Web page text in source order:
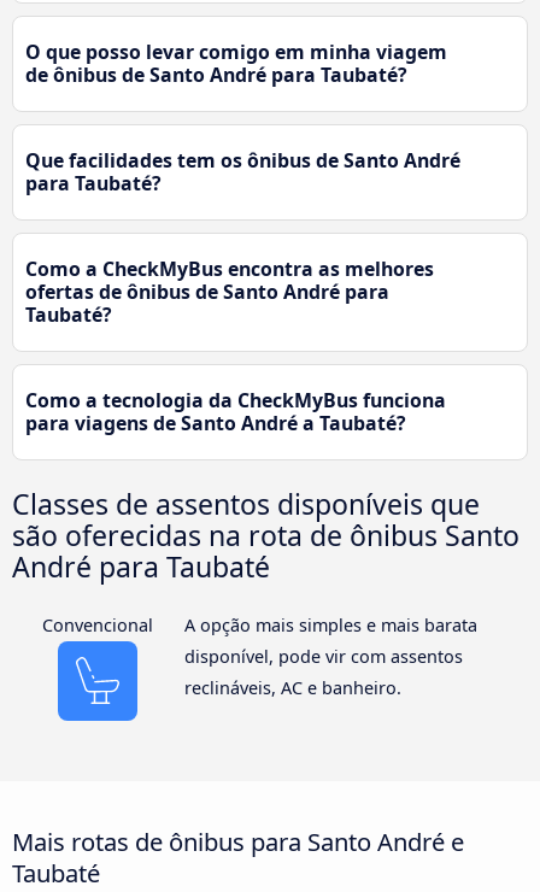
O que posso levar comigo em minha viagem
de ônibus de Santo André para Taubaté?
Que facilidades tem os ônibus de Santo André
para Taubaté?
Como a CheckMyBus encontra as melhores
ofertas de ônibus de Santo André para
Taubaté?
Como a tecnologia da CheckMyBus funciona
para viagens de Santo André a Taubaté?
Classes de assentos disponíveis que
são oferecidas na rota de ônibus Santo
André para Taubaté
Convencional
A opção mais simples e mais barata
disponível, pode vir com assentos
reclináveis, AC e banheiro.
Mais rotas de ônibus para Santo André e
Taubaté